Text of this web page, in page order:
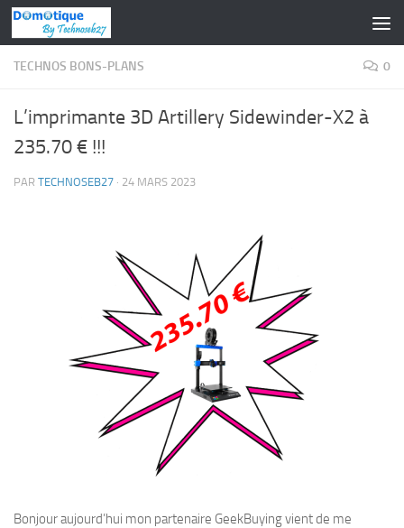
Skip to content
TECHNOS BONS-PLANS 0
L’imprimante 3D Artillery Sidewinder-X2 à
235.70 € !!!
PAR TECHNOSEB27 · 24 MARS 2023
Bonjour aujourd’hui mon partenaire GeekBuying vient de me